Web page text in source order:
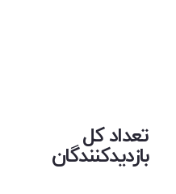
تعداد کل
بازدیدکنندگان